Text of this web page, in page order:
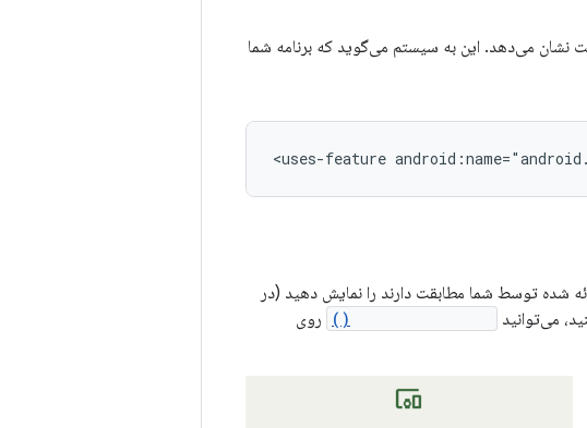
نشان می‌دهد. این به سیستم می‌گوید که برنامه شما
<uses-feature
شده توسط شما مطابقت دارند را نمایش دهید (در
روی